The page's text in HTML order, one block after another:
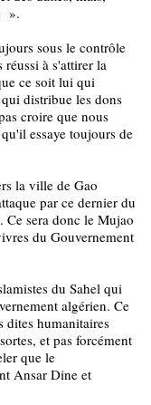
».
sous le contrôle
à s'attirer la
ce soit lui qui
distribue les dons
croire que nous
essaye toujours de
la ville de Gao
par ce dernier du
sera donc le Mujao
du Gouvernement
du Sahel qui
algérien. Ce
dites humanitaires
et pas forcément
que le
Ansar Dine et